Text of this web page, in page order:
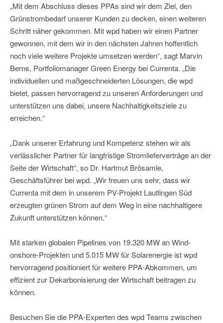
„Mit dem Abschluss dieses PPAs sind wir dem Ziel, den
Grünstrombedarf unserer Kunden zu decken, einen weiteren
Schritt näher gekommen. Mit wpd haben wir einen Partner
gewonnen, mit dem wir in den nächsten Jahren hoffentlich
noch viele weitere Projekte umsetzen werden“, sagt Marvin
Berns, Portfoliomanager Green Energy bei Currenta. „Die
individuellen und maßgeschneiderten Lösungen, die wpd
bietet, passen hervorragend zu unseren Anforderungen und
unterstützen uns dabei, unsere Nachhaltigkeitsziele zu
erreichen.“
„Dank unserer Erfahrung und Kompetenz stehen wir als
verlässlicher Partner für langfristige Stromlieferverträge an der
Seite der Wirtschaft“, so Dr. Hartmut Brösamle,
Geschäftsführer bei wpd. „Wir freuen uns sehr, dass wir
Currenta mit dem in unserem PV-Projekt Lautlingen Süd
erzeugten grünen Strom auf dem Weg in eine nachhaltigere
Zukunft unterstützen können.“
Mit starken globalen Pipelines von 19.320 MW an Wind-
onshore-Projekten und 5.015 MW für Solarenergie ist wpd
hervorragend positioniert für weitere PPA-Abkommen, um
effizient zur Dekarbonisierung der Wirtschaft beitragen zu
können.
Besuchen Sie die PPA-Experten des wpd Teams zwischen